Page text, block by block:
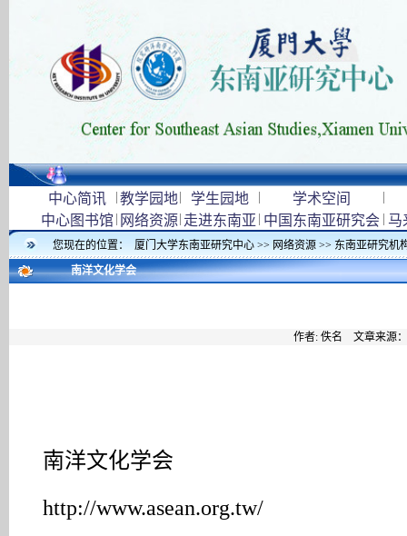
中心简讯 |教学园地| 学生园地 | 学术空间 |
中心图书馆 | 网络资源| 走进东南亚 | 中国东南亚研究会 | 马
您现在的位置： 厦门大学东南亚研究中心 >> 网络资源 >> 东南亚研究机
南洋文化学会
作者: 佚名 文章来源
南洋文化学会
http://www.asean.org.tw/